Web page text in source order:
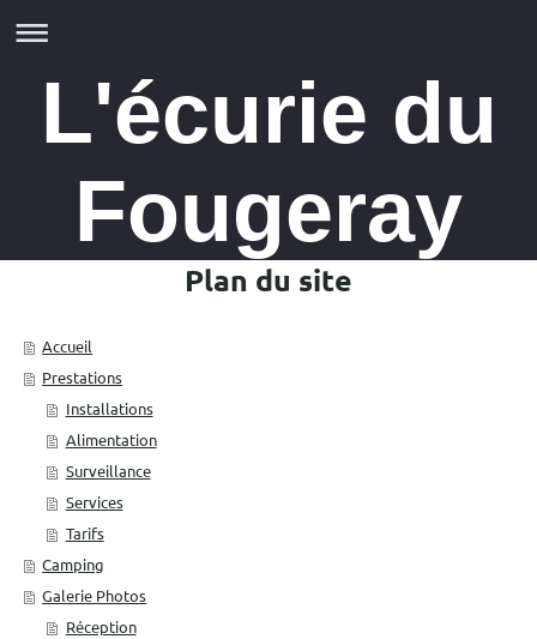
L'écurie du
Fougeray
Plan du site
Accueil
Prestations
Installations
Alimentation
Surveillance
Services
Tarifs
Camping
Galerie Photos
Réception